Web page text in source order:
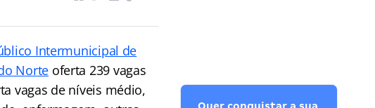
Intermunicipal de
Norte oferta 239 vagas
vagas de níveis médio,